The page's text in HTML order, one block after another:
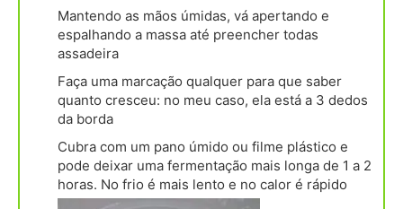
Mantendo as mãos úmidas, vá apertando e
espalhando a massa até preencher todas
assadeira
Faça uma marcação qualquer para que saber
quanto cresceu: no meu caso, ela está a 3 dedos
da borda
Cubra com um pano úmido ou filme plástico e
pode deixar uma fermentação mais longa de 1 a 2
horas. No frio é mais lento e no calor é rápido